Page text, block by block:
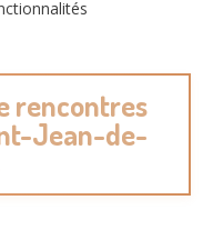
rencontres
Jean-de-